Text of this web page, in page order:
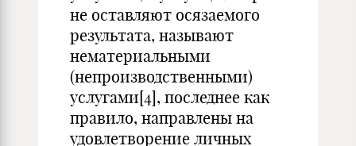
не оставляют осязаемого
результата, называют
нематериальными
(непроизводственными)
услугами[4], последнее как
правило, направлены на
удовлетворение личных